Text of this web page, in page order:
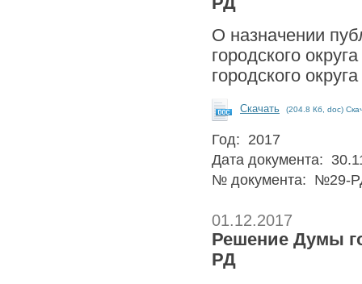
О назначении
городского
городского
Скачать (204.8 Кб, doc)
Год: 2017
Дата документа:
№ документа: №29-
01.12.2017
Решение Думы
РД